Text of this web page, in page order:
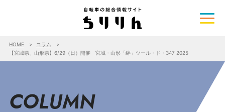
HOME
コラム
【宮城県、山形県】6/29（日）開催 宮城・山形「絆」ツール・ド・347 2025
COLUMN